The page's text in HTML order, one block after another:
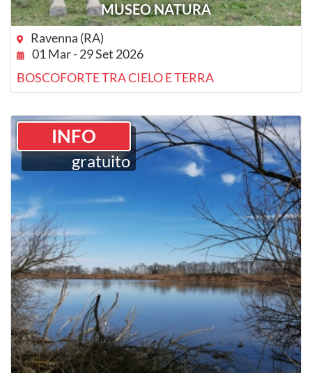
MUSEO NATURA
Ravenna (RA)
01 Mar - 29 Set 2026
BOSCOFORTE TRA CIELO E TERRA
INFO
gratuito